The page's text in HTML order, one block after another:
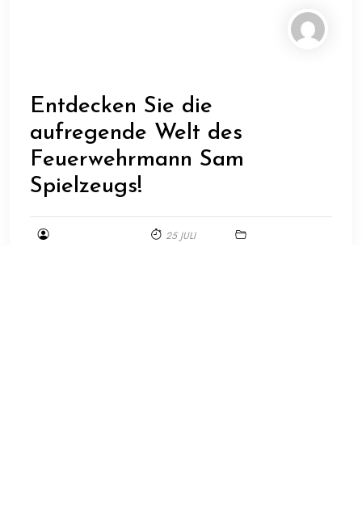
Entdecken Sie die
aufregende Welt des
Feuerwehrmann Sam
Spielzeugs!
25 JULI